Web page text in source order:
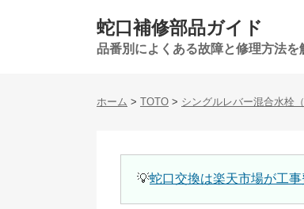
蛇口補修部品ガイド
品番別によくある故障と修理方法を
ホーム > TOTO > シングルレバー混合水栓（
💡蛇口交換は楽天市場が工